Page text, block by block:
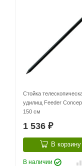
Стойка
удилищ Feeder
150 см
1 536 ₽
В корзину
В наличии